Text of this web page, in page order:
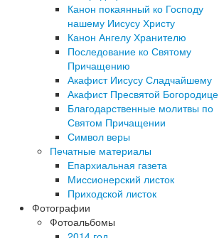
Канон покаянный ко Господу
нашему Иисусу Христу
Канон Ангелу Хранителю
Последование ко Святому
Причащению
Акафист Иисусу Сладчайшему
Акафист Пресвятой Богородице
Благодарственные молитвы по
Святом Причащении
Символ веры
Печатные материалы
Епархиальная газета
Миссионерский листок
Приходской листок
Фотографии
Фотоальбомы